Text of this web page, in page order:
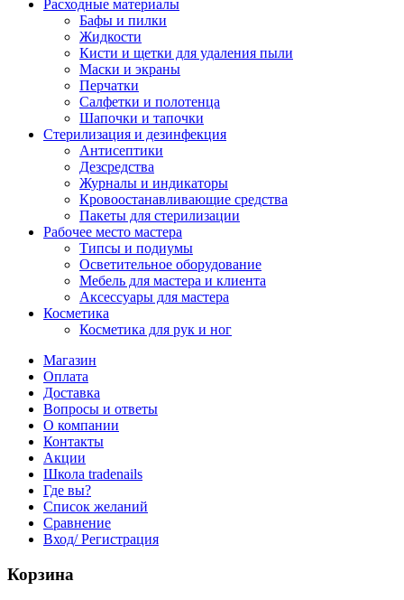
Расходные материалы
Бафы и пилки
Жидкости
Кисти и щетки для удаления пыли
Маски и экраны
Перчатки
Салфетки и полотенца
Шапочки и тапочки
Стерилизация и дезинфекция
Антисептики
Дезсредства
Журналы и индикаторы
Кровоостанавливающие средства
Пакеты для стерилизации
Рабочее место мастера
Типсы и подиумы
Осветительное оборудование
Мебель для мастера и клиента
Аксессуары для мастера
Косметика
Косметика для рук и ног
Магазин
Оплата
Доставка
Вопросы и ответы
О компании
Контакты
Акции
Школа tradenails
Где вы?
Список желаний
Сравнение
Вход/ Регистрация
Корзина